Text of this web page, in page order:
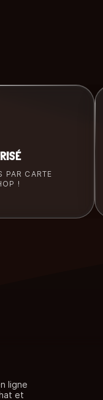
PAR CARTE
!
ligne
et